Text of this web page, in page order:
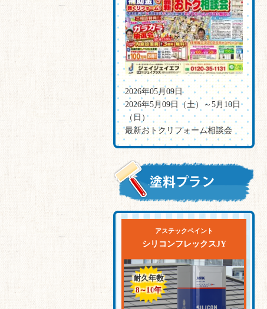
2026年05月09日
2026年5月09日（土）～5月10日
（日）
最新おトクリフォーム相談会
アステックペイント
シリコンフレックスJY
耐久年数
8～10年